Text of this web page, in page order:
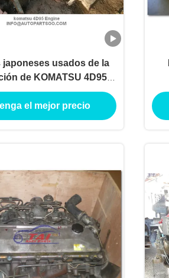
japoneses usados ​​de la
de KOMATSU 4D95,
motor de KOMATSU y
recambios
el mejor precio